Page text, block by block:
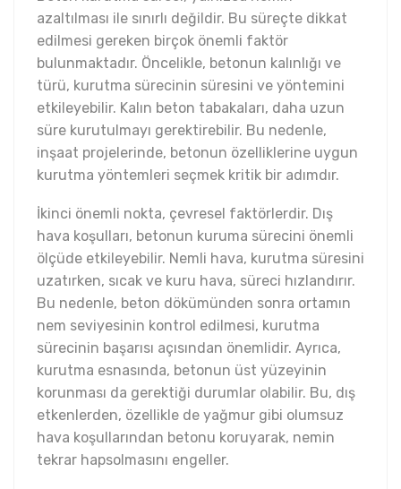
azaltılması ile sınırlı değildir. Bu süreçte dikkat
edilmesi gereken birçok önemli faktör
bulunmaktadır. Öncelikle, betonun kalınlığı ve
türü, kurutma sürecinin süresini ve yöntemini
etkileyebilir. Kalın beton tabakaları, daha uzun
süre kurutulmayı gerektirebilir. Bu nedenle,
inşaat projelerinde, betonun özelliklerine uygun
kurutma yöntemleri seçmek kritik bir adımdır.
İkinci önemli nokta, çevresel faktörlerdir. Dış
hava koşulları, betonun kuruma sürecini önemli
ölçüde etkileyebilir. Nemli hava, kurutma süresini
uzatırken, sıcak ve kuru hava, süreci hızlandırır.
Bu nedenle, beton dökümünden sonra ortamın
nem seviyesinin kontrol edilmesi, kurutma
sürecinin başarısı açısından önemlidir. Ayrıca,
kurutma esnasında, betonun üst yüzeyinin
korunması da gerektiği durumlar olabilir. Bu, dış
etkenlerden, özellikle de yağmur gibi olumsuz
hava koşullarından betonu koruyarak, nemin
tekrar hapsolmasını engeller.